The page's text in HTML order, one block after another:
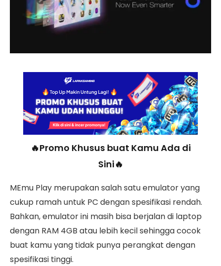
🔥Promo Khusus buat Kamu Ada di
Sini🔥
MEmu Play merupakan salah satu emulator yang
cukup ramah untuk PC dengan spesifikasi rendah.
Bahkan, emulator ini masih bisa berjalan di laptop
dengan RAM 4GB atau lebih kecil sehingga cocok
buat kamu yang tidak punya perangkat dengan
spesifikasi tinggi.